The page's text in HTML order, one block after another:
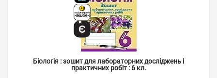
Біологія : зошит для лабораторних досліджень і
практичних робіт : 6 кл.